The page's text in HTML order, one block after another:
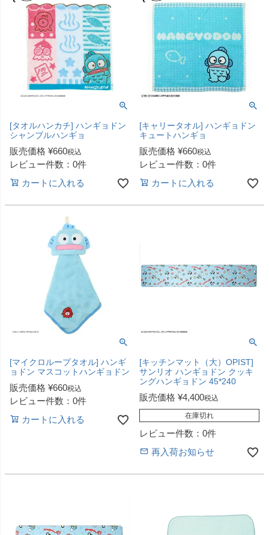
[タオルハンカチ] ハンギョドン
シャンブルハンギョ
販売価格 ¥660税込
レビュー件数：0件
カートに入れる
[キャリータオル] ハンギョドン
キュートハンギョ
販売価格 ¥660税込
レビュー件数：0件
カートに入れる
[マイクロループタオル] ハンギ
ョドン マスコットハンギョドン
販売価格 ¥660税込
レビュー件数：0件
カートに入れる
[キッチンマット（大）OPIST]
サンリオ ハンギョドン クッキ
ングハンギョドン 45*240
販売価格 ¥4,400税込
在庫切れ
レビュー件数：0件
再入荷お知らせ